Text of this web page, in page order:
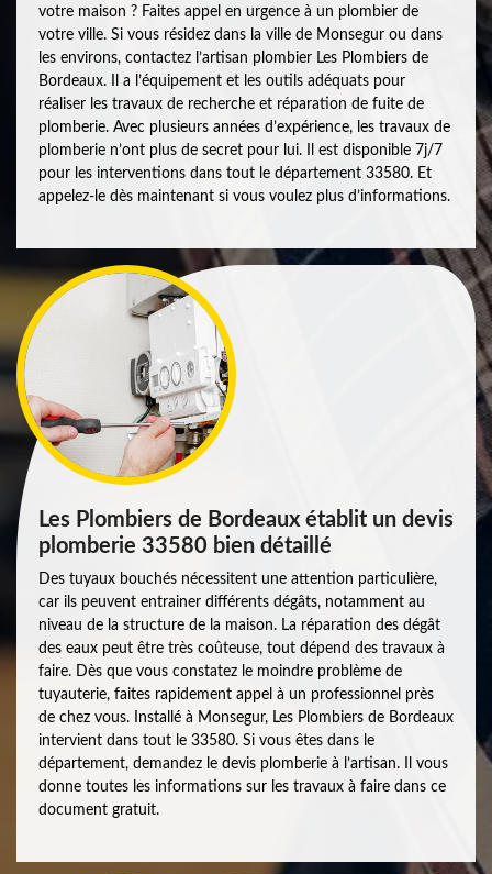
votre maison ? Faites appel en urgence à un plombier de
votre ville. Si vous résidez dans la ville de Monsegur ou dans
les environs, contactez l’artisan plombier Les Plombiers de
Bordeaux. Il a l’équipement et les outils adéquats pour
réaliser les travaux de recherche et réparation de fuite de
plomberie. Avec plusieurs années d’expérience, les travaux de
plomberie n’ont plus de secret pour lui. Il est disponible 7j/7
pour les interventions dans tout le département 33580. Et
appelez-le dès maintenant si vous voulez plus d’informations.
Les Plombiers de Bordeaux établit un devis
plomberie 33580 bien détaillé
Des tuyaux bouchés nécessitent une attention particulière,
car ils peuvent entrainer différents dégâts, notamment au
niveau de la structure de la maison. La réparation des dégât
des eaux peut être très coûteuse, tout dépend des travaux à
faire. Dès que vous constatez le moindre problème de
tuyauterie, faites rapidement appel à un professionnel près
de chez vous. Installé à Monsegur, Les Plombiers de Bordeaux
intervient dans tout le 33580. Si vous êtes dans le
département, demandez le devis plomberie à l’artisan. Il vous
donne toutes les informations sur les travaux à faire dans ce
document gratuit.